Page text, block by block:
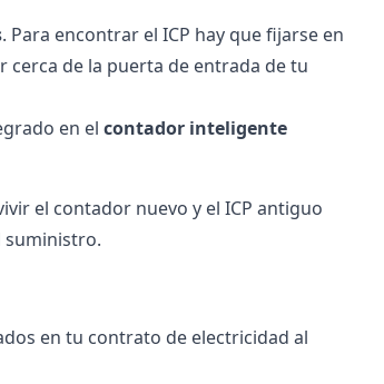
. Para encontrar el ICP hay que fijarse en
cerca de la puerta de entrada de tu
en el contador inteligente
el contador nuevo y el ICP antiguo
suministro.
en tu contrato de electricidad al